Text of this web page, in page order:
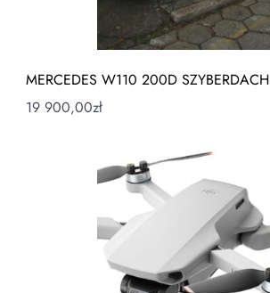
MERCEDES W110 200D SZYBERDACH
19 900,00zł